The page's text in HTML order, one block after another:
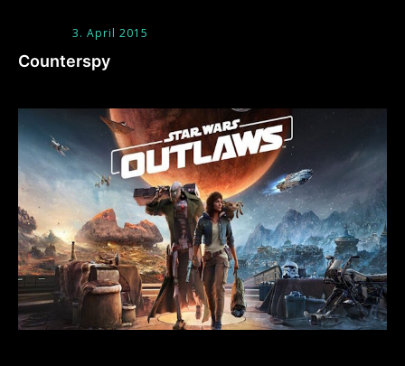
3. April 2015
Counterspy